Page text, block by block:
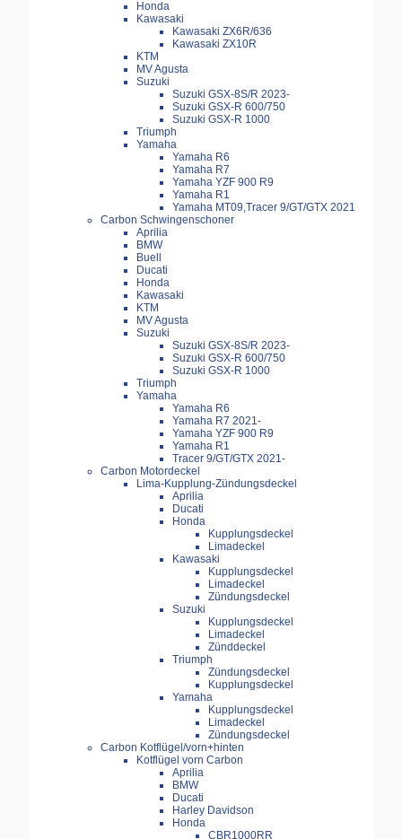
Honda
Kawasaki
Kawasaki ZX6R/636
Kawasaki ZX10R
KTM
MV Agusta
Suzuki
Suzuki GSX-8S/R 2023-
Suzuki GSX-R 600/750
Suzuki GSX-R 1000
Triumph
Yamaha
Yamaha R6
Yamaha R7
Yamaha YZF 900 R9
Yamaha R1
Yamaha MT09,Tracer 9/GT/GTX 2021
Carbon Schwingenschoner
Aprilia
BMW
Buell
Ducati
Honda
Kawasaki
KTM
MV Agusta
Suzuki
Suzuki GSX-8S/R 2023-
Suzuki GSX-R 600/750
Suzuki GSX-R 1000
Triumph
Yamaha
Yamaha R6
Yamaha R7 2021-
Yamaha YZF 900 R9
Yamaha R1
Tracer 9/GT/GTX 2021-
Carbon Motordeckel
Lima-Kupplung-Zündungsdeckel
Aprilia
Ducati
Honda
Kupplungsdeckel
Limadeckel
Kawasaki
Kupplungsdeckel
Limadeckel
Zündungsdeckel
Suzuki
Kupplungsdeckel
Limadeckel
Zünddeckel
Triumph
Zündungsdeckel
Kupplungsdeckel
Yamaha
Kupplungsdeckel
Limadeckel
Zündungsdeckel
Carbon Kotflügel/vorn+hinten
Kotflügel vorn Carbon
Aprilia
BMW
Ducati
Harley Davidson
Honda
CBR1000RR